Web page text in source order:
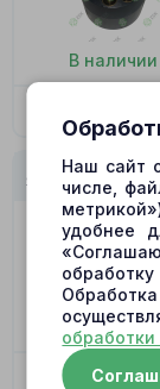
В наличии
4620 Блок
В наличии
Наш сайт
числе,
удобнее